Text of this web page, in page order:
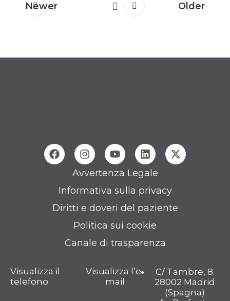
Newer Older
Avvertenza Legale
Informativa sulla privacy
Diritti e doveri del paziente
Politica sui cookie
Canale di trasparenza
Visualizza il
telefono
Visualizza l’e-
mail
C/ Tambre, 8.
28002 Madrid
(Spagna)